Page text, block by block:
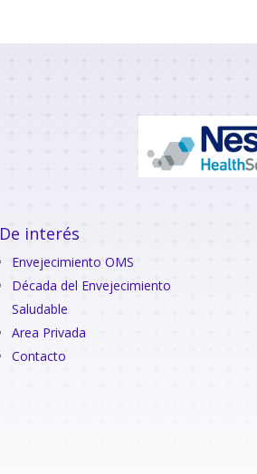
De interés
Envejecimiento OMS
Década del Envejecimiento
Saludable
Area Privada
Contacto